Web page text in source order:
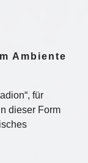
Ambiente
für
dieser Form